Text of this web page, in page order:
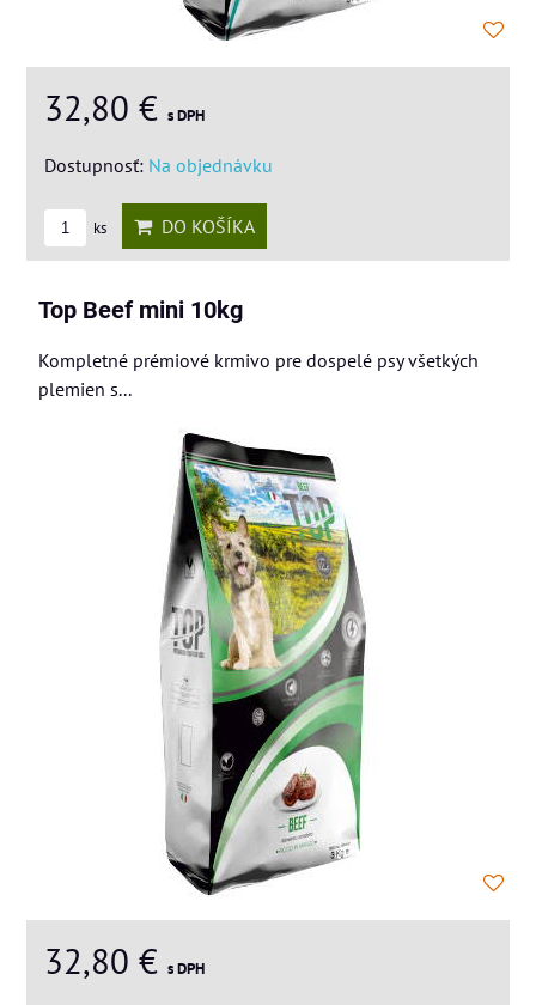
32,80 € s DPH
Dostupnosť: Na objednávku
ks DO KOŠÍKA
Top Beef mini 10kg
Kompletné prémiové krmivo pre dospelé psy všetkých
plemien s...
32,80 € s DPH